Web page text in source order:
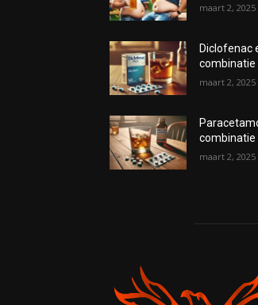
maart 2, 2025
Diclofenac
combinatie
maart 2, 2025
combinatie
maart 2, 2025